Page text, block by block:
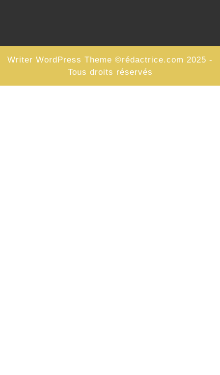
Writer WordPress Theme ©rédactrice.com 2025 -
Tous droits réservés